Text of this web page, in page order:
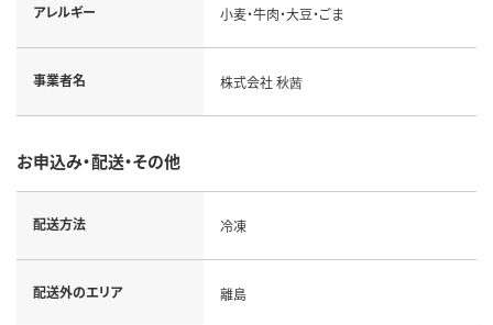
アレルギー 小麦・牛肉・大豆・ごま
事業者名 株式会社 秋茜
お申込み・配送・その他
配送方法 冷凍
配送外のエリア 離島